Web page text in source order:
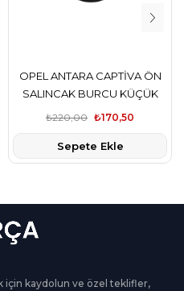
OPEL ANTARA CAPTİVA ÖN
SALINCAK BURCU KÜÇÜK
₺170,50
₺220,00
Sepete Ekle
için kaydolun ve özel teklifler,